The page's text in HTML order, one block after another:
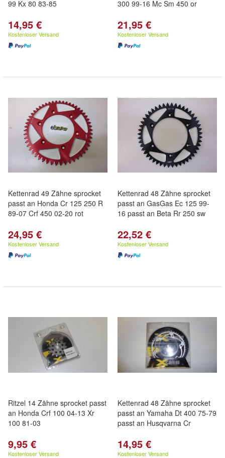
99 Kx 80 83-85
14,95 €
Kostenloser Versand
300 99-16 Mc Sm 450 or
21,95 €
Kostenloser Versand
Kettenrad 49 Zähne sprocket
passt an Honda Cr 125 250 R
89-07 Crf 450 02-20 rot
24,95 €
Kostenloser Versand
Kettenrad 48 Zähne sprocket
passt an GasGas Ec 125 99-
16 passt an Beta Rr 250 sw
22,52 €
Kostenloser Versand
Ritzel 14 Zähne sprocket passt
an Honda Crf 100 04-13 Xr
100 81-03
9,95 €
Kostenloser Versand
Kettenrad 48 Zähne sprocket
passt an Yamaha Dt 400 75-79
passt an Husqvarna Cr
14,95 €
Kostenloser Versand